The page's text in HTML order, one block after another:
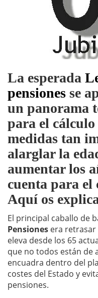
La esperada
pensiones se
un panorama
para el cálculo
medidas tan
alarglar la
aumentar los
cuenta para el
Aquí os
El principal caballo de
Pensiones era retrasar
eleva desde los 65
que no todos están de
encuadra dentro del
costes del Estado y
pensiones.